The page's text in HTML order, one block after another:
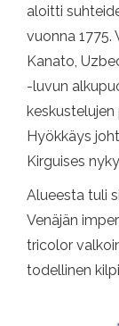
aloitti
vuonna 1775.
Kanato,
-luvun
keskustelujen
Hyökkäys
Kirguises
Alueesta tuli
Venäjän
tricolor
todellinen